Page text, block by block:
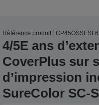
Référence produit :
4/5E ans
CoverPlus sur
d’impression
SureColor SC-